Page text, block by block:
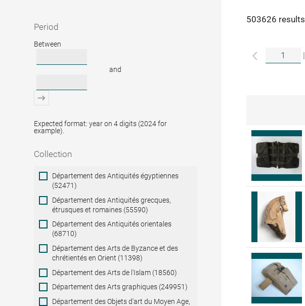
Period
Period
Between
and
Expected format: year on 4 digits (2024 for
example).
Collection
Collection
Département des Antiquités égyptiennes
(52471)
Département des Antiquités grecques,
étrusques et romaines (55590)
Département des Antiquités orientales
(68710)
Département des Arts de Byzance et des
chrétientés en Orient (11398)
Département des Arts de l'Islam (18560)
Département des Arts graphiques (249951)
Département des Objets d'art du Moyen Age,
503626 results
|
Search
results
for
artworks
Louvre
collections